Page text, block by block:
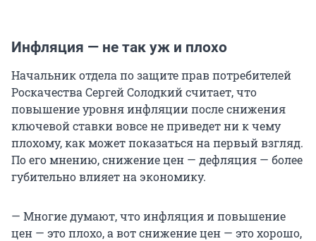
Инфляция — не так уж и плохо
Начальник отдела по защите прав потребителей
Роскачества Сергей Солодкий считает, что
повышение уровня инфляции после снижения
ключевой ставки вовсе не приведет ни к чему
плохому, как может показаться на первый взгляд.
По его мнению, снижение цен — дефляция — более
губительно влияет на экономику.
— Многие думают, что инфляция и повышение
цен — это плохо, а вот снижение цен — это хорошо,